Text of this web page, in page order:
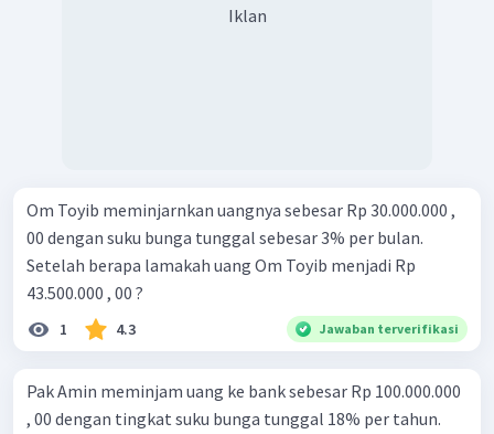
Iklan
Om Toyib meminjarnkan uangnya sebesar Rp 30.000.000 ,
00 dengan suku bunga tunggal sebesar 3% per bulan.
Setelah berapa lamakah uang Om Toyib menjadi Rp
43.500.000 , 00 ?
1 4.3 Jawaban terverifikasi
Pak Amin meminjam uang ke bank sebesar Rp 100.000.000
, 00 dengan tingkat suku bunga tunggal 18% per tahun.